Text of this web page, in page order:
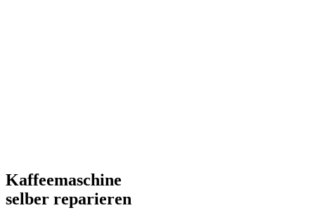
Kaffeemaschine
selber reparieren